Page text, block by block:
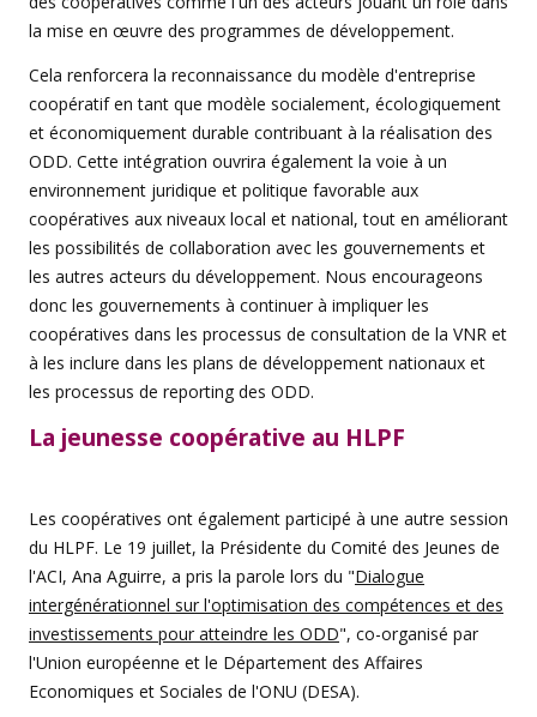
la mise en œuvre des programmes de développement.
Cela renforcera la reconnaissance du modèle d'entreprise
coopératif en tant que modèle socialement, écologiquement
et économiquement durable contribuant à la réalisation des
ODD. Cette intégration ouvrira également la voie à un
environnement juridique et politique favorable aux
coopératives aux niveaux local et national, tout en améliorant
les possibilités de collaboration avec les gouvernements et
les autres acteurs du développement. Nous encourageons
donc les gouvernements à continuer à impliquer les
coopératives dans les processus de consultation de la VNR et
à les inclure dans les plans de développement nationaux et
les processus de reporting des ODD.
La jeunesse coopérative au HLPF
Les coopératives ont également participé à une autre session
du HLPF. Le 19 juillet, la Présidente du Comité des Jeunes de
l'ACI, Ana Aguirre, a pris la parole lors du "Dialogue
intergénérationnel sur l'optimisation des compétences et des
investissements pour atteindre les ODD", co-organisé par
l'Union européenne et le Département des Affaires
Economiques et Sociales de l'ONU (DESA).